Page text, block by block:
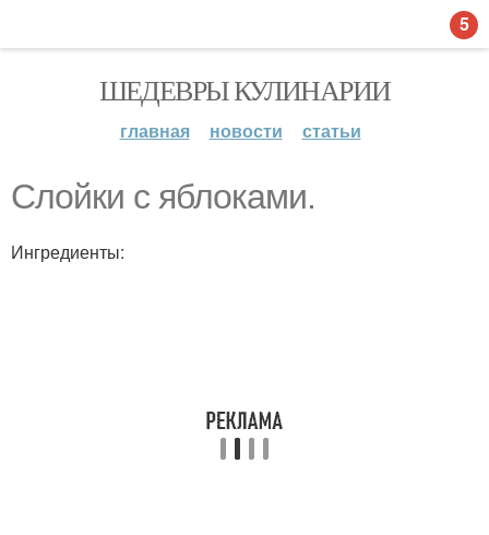
ШЕДЕВРЫ КУЛИНАРИИ
главная новости статьи
Слойки с яблоками.
Ингредиенты:
5